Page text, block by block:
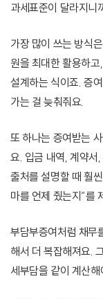
과세표준이 달라지니
가장 많이 쓰는 방식
원을 최대한 활용하
설계하는 식이죠. 증
가는 걸 늦춰줘요.
또 하나는 증여받는
요. 입금 내역, 계약서
출처를 설명할 때 훨
마를 언제 줬는지”를
부담부증여처럼 채무
해서 더 복잡해져요.
세부담을 같이 계산해